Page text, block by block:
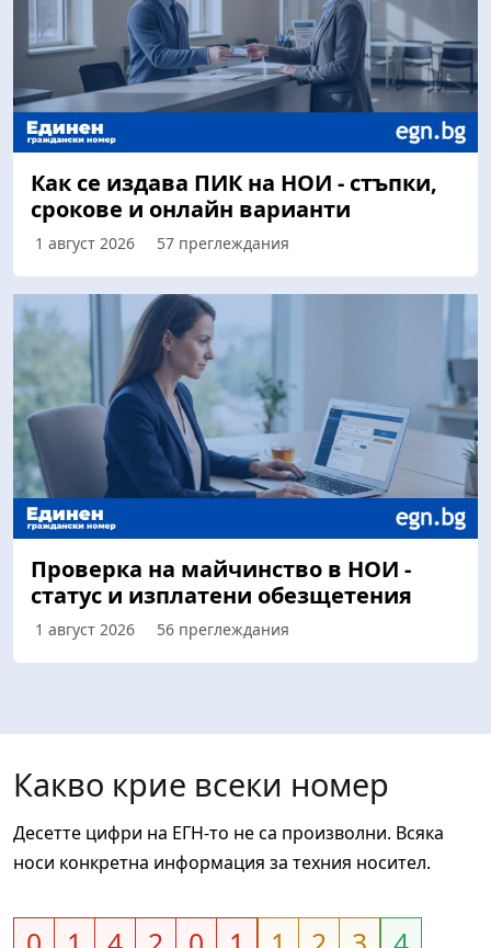
Как се издава ПИК на НОИ - стъпки,
срокове и онлайн варианти
1 август 2026 57 преглеждания
Проверка на майчинство в НОИ -
статус и изплатени обезщетения
1 август 2026 56 преглеждания
Какво крие всеки номер
Десетте цифри на ЕГН-то не са произволни. Всяка
носи конкретна информация за техния носител.